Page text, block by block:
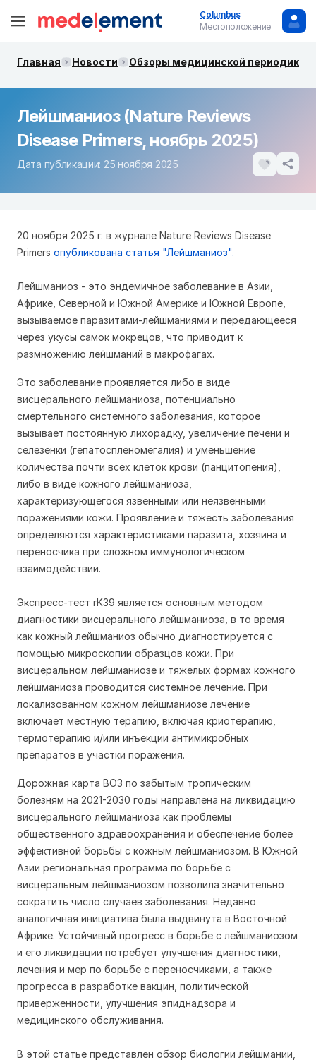
Columbus
Местоположение
Главная Новости Обзоры медицинской периодики.
Лейшманиоз (Nature Reviews
Disease Primers, ноябрь 2025)
Дата публикации: 25 ноября 2025
20 ноября 2025 г. в журнале Nature Reviews Disease
Primers опубликована статья "Лейшманиоз".
Лейшманиоз - это эндемичное заболевание в Азии,
Африке, Северной и Южной Америке и Южной Европе,
вызываемое паразитами-лейшманиями и передающееся
через укусы самок мокрецов, что приводит к
размножению лейшманий в макрофагах.
Это заболевание проявляется либо в виде
висцерального лейшманиоза, потенциально
смертельного системного заболевания, которое
вызывает постоянную лихорадку, увеличение печени и
селезенки (гепатоспленомегалия) и уменьшение
количества почти всех клеток крови (панцитопения),
либо в виде кожного лейшманиоза,
характеризующегося язвенными или неязвенными
поражениями кожи. Проявление и тяжесть заболевания
определяются характеристиками паразита, хозяина и
переносчика при сложном иммунологическом
взаимодействии.
Экспресс-тест rK39 является основным методом
диагностики висцерального лейшманиоза, в то время
как кожный лейшманиоз обычно диагностируется с
помощью микроскопии образцов кожи. При
висцеральном лейшманиозе и тяжелых формах кожного
лейшманиоза проводится системное лечение. При
локализованном кожном лейшманиозе лечение
включает местную терапию, включая криотерапию,
термотерапию и/или инъекции антимикробных
препаратов в участки поражения.
Дорожная карта ВОЗ по забытым тропическим
болезням на 2021-2030 годы направлена на ликвидацию
висцерального лейшманиоза как проблемы
общественного здравоохранения и обеспечение более
эффективной борьбы с кожным лейшманиозом. В Южной
Азии региональная программа по борьбе с
висцеральным лейшманиозом позволила значительно
сократить число случаев заболевания. Недавно
аналогичная инициатива была выдвинута в Восточной
Африке. Устойчивый прогресс в борьбе с лейшманиозом
и его ликвидации потребует улучшения диагностики,
лечения и мер по борьбе с переносчиками, а также
прогресса в разработке вакцин, политической
приверженности, улучшения эпиднадзора и
медицинского обслуживания.
В этой статье представлен обзор биологии лейшмании,